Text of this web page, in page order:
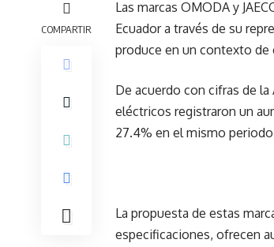
COMPARTIR
Las marcas OMODA y
Ecuador a través de su
produce en un contexto de
De acuerdo con cifras de
eléctricos registraron un
27.4% en el mismo
La propuesta de estas
especificaciones, ofrecen